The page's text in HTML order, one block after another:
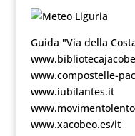
Guida "Via della
www.compostelle-
www.iubilantes.it
www.xacobeo.es/it